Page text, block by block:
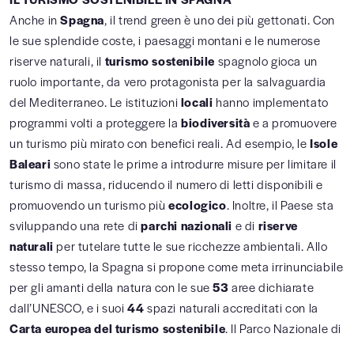
Anche inSpagna, il trend green è uno dei più gettonati. Con
le sue splendide coste, i paesaggi montani e le numerose
riserve naturali, il turismo sostenibile spagnolo gioca un
ruolo importante, da vero protagonista per la salvaguardia
del Mediterraneo. Le istituzionilocali hanno implementato
programmi volti a proteggere labiodiversitàe a promuovere
un turismo più mirato con benefici reali. Ad esempio, leIsole
Balearisono state le prime a introdurre misure per limitare il
turismo di massa, riducendo il numero di letti disponibili e
promuovendo un turismo piùecologico. Inoltre, il Paese sta
sviluppando una rete diparchi nazionali e di riserve
naturali per tutelare tutte le sue ricchezze ambientali. Allo
stesso tempo, la Spagna si propone come meta irrinunciabile
per gli amanti della natura con le sue53aree dichiarate
dall’UNESCO, e i suoi44spazi naturali accreditati con la
Carta europea del turismo sostenibile. Il Parco Nazionale di